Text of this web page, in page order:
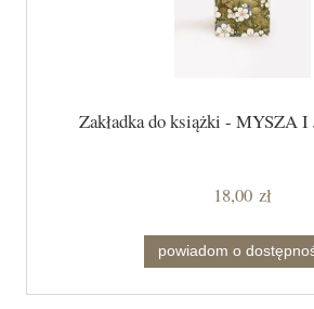
Zakładka do książki - MYSZA
18,00 zł
powiadom o